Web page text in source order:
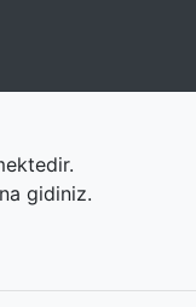
gidiniz.